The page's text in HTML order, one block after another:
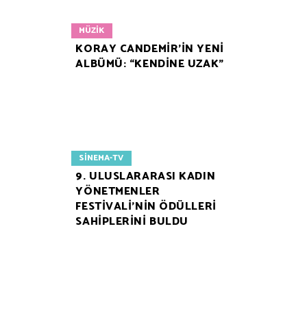
MÜZIK
KORAY CANDEMİR’İN YENİ
ALBÜMÜ: “KENDİNE UZAK”
SINEMA-TV
9. ULUSLARARASI KADIN
YÖNETMENLER
FESTİVALİ’NİN ÖDÜLLERİ
SAHİPLERİNİ BULDU